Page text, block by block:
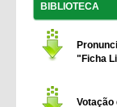
BIBLIOTECA
"Ficha
Votação